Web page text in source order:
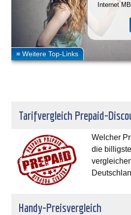
Internet
Tarifvergleich Prepaid-
Welcher
die
Handy-Preisvergleich